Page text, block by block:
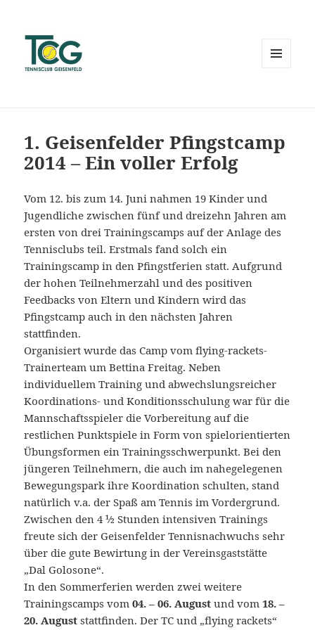
1. Geisenfelder Pfingstcamp
2014 – Ein voller Erfolg
Vom 12. bis zum 14. Juni nahmen 19 Kinder und
Jugendliche zwischen fünf und dreizehn Jahren am
ersten von drei Trainingscamps auf der Anlage des
Tennisclubs teil. Erstmals fand solch ein
Trainingscamp in den Pfingstferien statt. Aufgrund
der hohen Teilnehmerzahl und des positiven
Feedbacks von Eltern und Kindern wird das
Pfingstcamp auch in den nächsten Jahren
stattfinden.
Organisiert wurde das Camp vom flying-rackets-
Trainerteam um Bettina Freitag. Neben
individuellem Training und abwechslungsreicher
Koordinations- und Konditionsschulung war für die
Mannschaftsspieler die Vorbereitung auf die
restlichen Punktspiele in Form von spielorientierten
Übungsformen ein Trainingsschwerpunkt. Bei den
jüngeren Teilnehmern, die auch im nahegelegenen
Bewegungspark ihre Koordination schulten, stand
natürlich v.a. der Spaß am Tennis im Vordergrund.
Zwischen den 4 ½ Stunden intensiven Trainings
freute sich der Geisenfelder Tennisnachwuchs sehr
über die gute Bewirtung in der Vereinsgaststätte
„Dal Golosone“.
In den Sommerferien werden zwei weitere
Trainingscamps vom04. – 06. August und vom18. –
20. August stattfinden. Der TC und „flying rackets“